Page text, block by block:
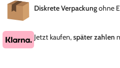
Diskrete Verpackungohne
Jetzt kaufen,später zahlen